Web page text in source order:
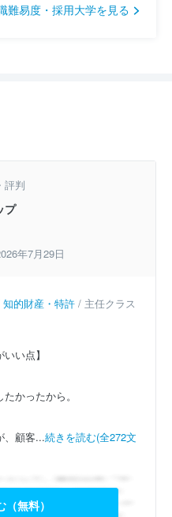
難易度・採用大学を見る
評判
プ
年7月29日
知的財産・特許 / 主任クラス
い点】
かったから。
、顧客...続きを読む(全272文
無料）